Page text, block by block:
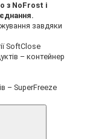
з NoFrost і
завдяки
SoftClose
– контейнер
– SuperFreeze